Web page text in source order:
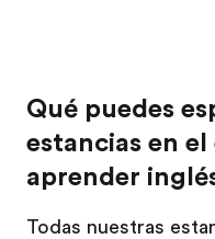
Qué puedes
estancias en
aprender
Todas nuestras